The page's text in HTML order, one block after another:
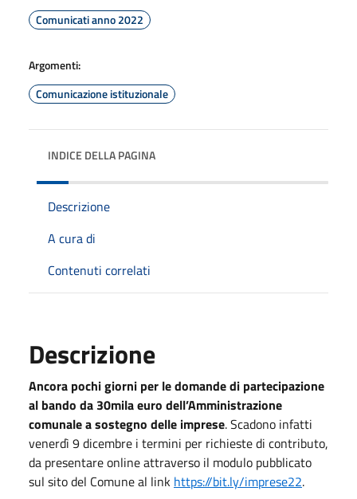
Comunicati anno 2022
Argomenti:
Comunicazione istituzionale
INDICE DELLA PAGINA
Descrizione
A cura di
Contenuti correlati
Descrizione
Ancora pochi giorni per le domande di partecipazione
al bando da 30mila euro dell’Amministrazione
comunale a sostegno delle imprese. Scadono infatti
venerdì 9 dicembre i termini per richieste di contributo,
da presentare online attraverso il modulo pubblicato
sul sito del Comune al link https://bit.ly/imprese22.